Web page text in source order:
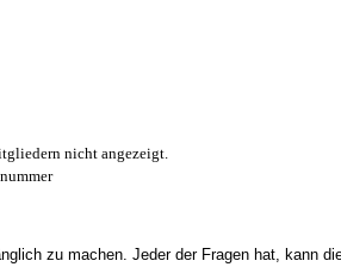
nicht angezeigt.
zu machen. Jeder der Fragen hat, kann